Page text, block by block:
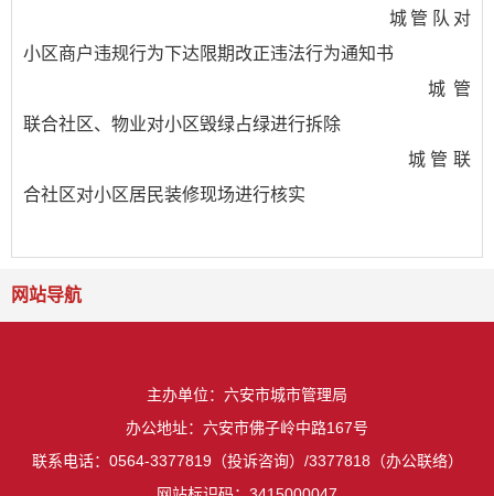
城管队对
小区商户违规行为下达限期改正违法行为通知书
城管
联合社区、物业对小区毁绿占绿进行拆除
城管联
合社区对小区居民装修现场进行核实
网站导航
主办单位：六安市城市管理局
办公地址：六安市佛子岭中路167号
联系电话：0564-3377819（投诉咨询）/3377818（办公联络）